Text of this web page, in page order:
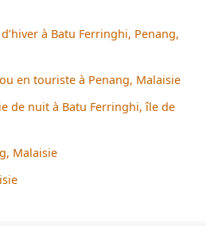
à Batu Ferringhi, Penang,
en touriste à Penang, Malaisie
de nuit à Batu Ferringhi, île de
Malaisie